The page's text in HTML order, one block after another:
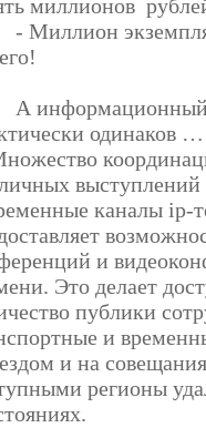
миллионов
- Миллион
А информационный
одинаков …
выступлений
каналы ip-
и
Это делает
публики
и
и на
регионы